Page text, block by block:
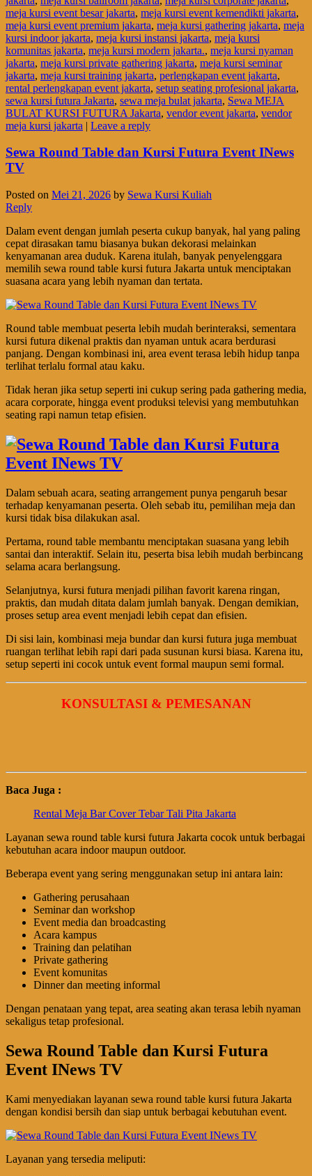
meja kursi event besar jakarta, meja kursi event kemendikti jakarta,
meja kursi event premium jakarta, meja kursi gathering jakarta, meja
kursi indoor jakarta, meja kursi instansi jakarta, meja kursi
komunitas jakarta, meja kursi modern jakarta., meja kursi nyaman
jakarta, meja kursi private gathering jakarta, meja kursi seminar
jakarta, meja kursi training jakarta, perlengkapan event jakarta,
rental perlengkapan event jakarta, setup seating profesional jakarta,
sewa kursi futura Jakarta, sewa meja bulat jakarta, Sewa MEJA
BULAT KURSI FUTURA Jakarta, vendor event jakarta, vendor
meja kursi jakarta | Leave a reply
Sewa Round Table dan Kursi Futura Event INews
TV
Posted on Mei 21, 2026 by Sewa Kursi Kuliah
Reply
Dalam event dengan jumlah peserta cukup banyak, hal yang paling
cepat dirasakan tamu biasanya bukan dekorasi melainkan
kenyamanan area duduk. Karena itulah, banyak penyelenggara
memilih sewa round table kursi futura Jakarta untuk menciptakan
suasana acara yang lebih nyaman dan tertata.
Round table membuat peserta lebih mudah berinteraksi, sementara
kursi futura dikenal praktis dan nyaman untuk acara berdurasi
panjang. Dengan kombinasi ini, area event terasa lebih hidup tanpa
terlihat terlalu formal atau kaku.
Tidak heran jika setup seperti ini cukup sering pada gathering media,
acara corporate, hingga event produksi televisi yang membutuhkan
seating rapi namun tetap efisien.
Dalam sebuah acara, seating arrangement punya pengaruh besar
terhadap kenyamanan peserta. Oleh sebab itu, pemilihan meja dan
kursi tidak bisa dilakukan asal.
Pertama, round table membantu menciptakan suasana yang lebih
santai dan interaktif. Selain itu, peserta bisa lebih mudah berbincang
selama acara berlangsung.
Selanjutnya, kursi futura menjadi pilihan favorit karena ringan,
praktis, dan mudah ditata dalam jumlah banyak. Dengan demikian,
proses setup area event menjadi lebih cepat dan efisien.
Di sisi lain, kombinasi meja bundar dan kursi futura juga membuat
ruangan terlihat lebih rapi dari pada susunan kursi biasa. Karena itu,
setup seperti ini cocok untuk event formal maupun semi formal.
KONSULTASI & PEMESANAN
Baca Juga :
Rental Meja Bar Cover Tebar Tali Pita Jakarta
Layanan sewa round table kursi futura Jakarta cocok untuk berbagai
kebutuhan acara indoor maupun outdoor.
Beberapa event yang sering menggunakan setup ini antara lain:
Gathering perusahaan
Seminar dan workshop
Event media dan broadcasting
Acara kampus
Training dan pelatihan
Private gathering
Event komunitas
Dinner dan meeting informal
Dengan penataan yang tepat, area seating akan terasa lebih nyaman
sekaligus tetap profesional.
Sewa Round Table dan Kursi Futura
Event INews TV
Kami menyediakan layanan sewa round table kursi futura Jakarta
dengan kondisi bersih dan siap untuk berbagai kebutuhan event.
Layanan yang tersedia meliputi: